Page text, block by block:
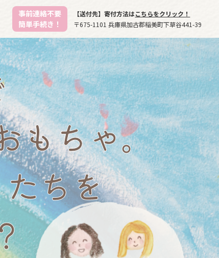
事前連絡不要
簡単手続き！
【送付先】寄付方法はこちらをクリック！
〒675-1101 兵庫県加古郡稲美町下草谷441-39
もちゃ。
ちを